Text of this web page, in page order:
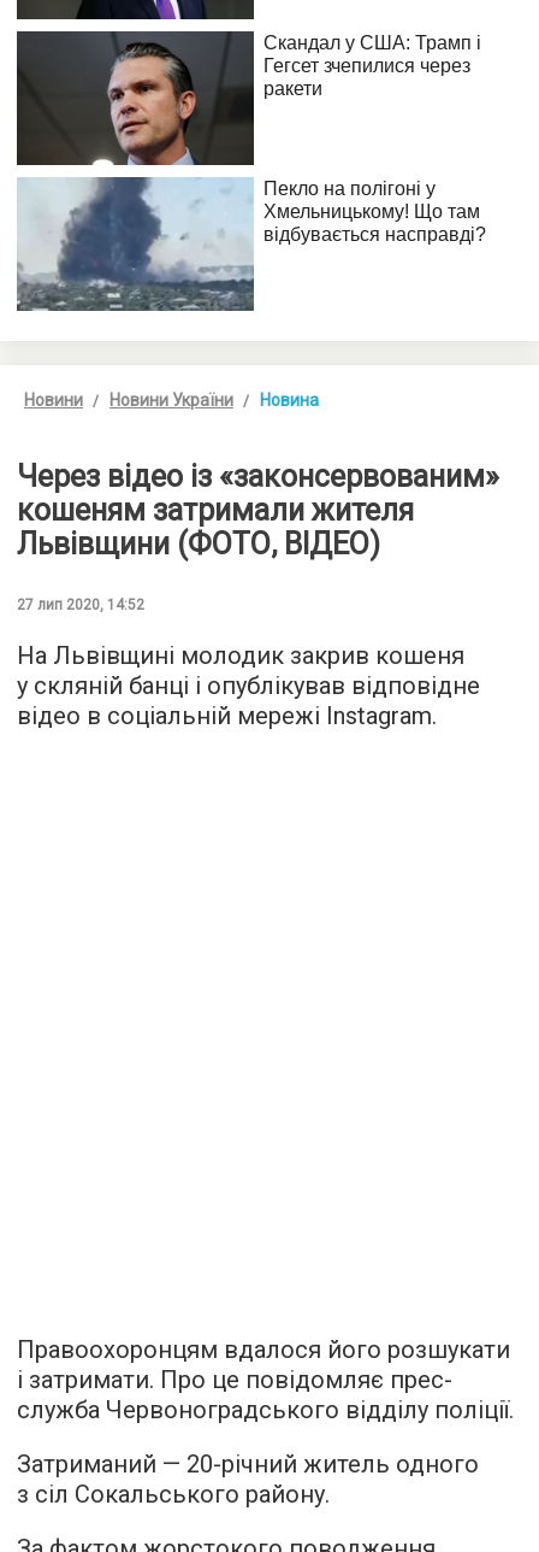
Новини Новини України Новина
Через відео із «законсервованим»
кошеням затримали жителя
Львівщини (ФОТО, ВІДЕО)
27 лип 2020, 14:52
На Львівщині молодик закрив кошеня
у скляній банці і опублікував відповідне
відео в соціальній мережі Instagram.
Правоохоронцям вдалося його розшукати
і затримати. Про це повідомляє прес-
служба Червоноградського відділу поліції.
Затриманий — 20-річний житель одного
з сіл Сокальського району.